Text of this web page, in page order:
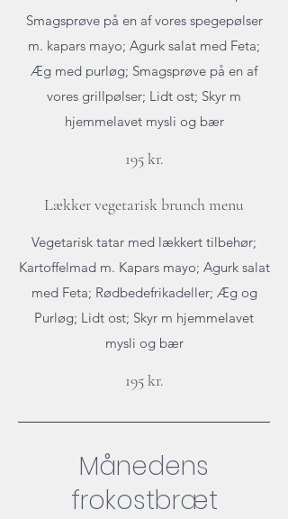
Smagsprøve på en af vores spegepølser
m. kapars mayo; Agurk salat med Feta;
Æg med purløg; Smagsprøve på en af
vores grillpølser; Lidt ost; Skyr m
hjemmelavet mysli og bær
195 kr.
Lækker vegetarisk brunch menu
Vegetarisk tatar med lækkert tilbehør;
Kartoffelmad m. Kapars mayo; Agurk salat
med Feta; Rødbedefrikadeller; Æg og
Purløg; Lidt ost; Skyr m hjemmelavet
mysli og bær
195 kr.
Månedens
frokostbræt